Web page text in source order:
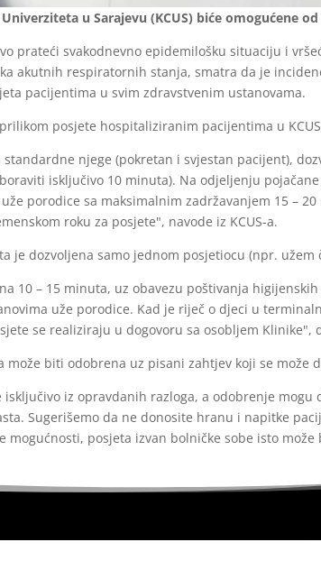
u Sarajevu (KCUS) biće omogućene
prateći svakodnevno epidemilošku situaciju i
akutnih respiratornih stanja, smatra da je
pacijentima u svim zdravstvenim ustanovama.
posjete hospitaliziranim pacijentima u
njege (pokretan i svjestan pacijent),
isključivo 10 minuta). Na odjeljenju
porodice sa maksimalnim zadržavanjem 15 –
roku za posjete", navode iz KCUS-a.
je dozvoljena samo jednom posjetiocu (npr.
10 – 15 minuta, uz obavezu poštivanja
uže porodice. Kad je riječ o djeci u
se realiziraju u dogovoru sa osobljem Klinike",
biti odobrena uz pisani zahtjev koji se može
iz opravdanih razloga, a odobrenje
Sugerišemo da ne donosite hranu i napitke
posjeta izvan bolničke sobe isto